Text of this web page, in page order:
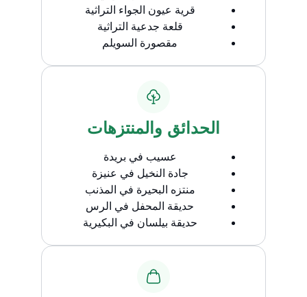
قرية عيون الجواء التراثية
قلعة جدعية التراثية
مقصورة السويلم
الحدائق والمنتزهات
عسيب في بريدة
جادة النخيل في عنيزة
منتزه البحيرة في المذنب
حديقة المحفل في الرس
حديقة بيلسان في البكيرية